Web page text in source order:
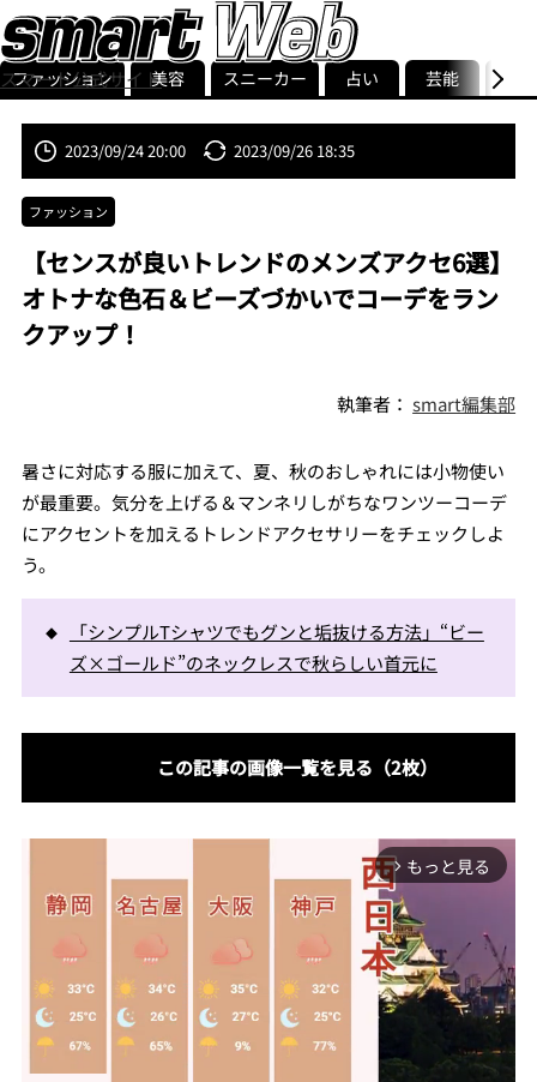
スマート公式サイト
smart最新号
記事一覧ランキング
ストリ
ファッション 美容 スニーカー 占い 芸能 グル
2023/09/24 20:00 2023/09/26 18:35
ファッション
【センスが良いトレンドのメンズアクセ6選】
オトナな色石＆ビーズづかいでコーデをラン
クアップ！
執筆者：smart編集部
暑さに対応する服に加えて、夏、秋のおしゃれには小物使い
が最重要。気分を上げる＆マンネリしがちなワンツーコーデ
にアクセントを加えるトレンドアクセサリーをチェックしよ
う。
「シンプルTシャツでもグンと垢抜ける方法」“ビー
ズ×ゴールド”のネックレスで秋らしい首元に
この記事の画像一覧を見る（2枚）
arrow_forward_ios もっと見る